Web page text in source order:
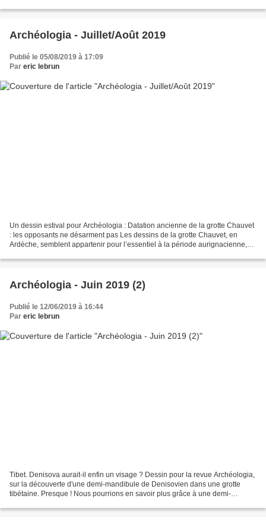
Archéologia - Juillet/Août 2019
Publié le 05/08/2019 à 17:09
Par eric lebrun
Un dessin estival pour Archéologia : Datation ancienne de la grotte Chauvet
: les opposants ne désarment pas Les dessins de la grotte Chauvet, en
Ardèche, semblent appartenir pour l’essentiel à la période aurignacienne,
Archéologia - Juin 2019 (2)
Publié le 12/06/2019 à 16:44
Par eric lebrun
Tibet. Denisova aurait-il enfin un visage ? Dessin pour la revue Archéologia,
sur la découverte d'une demi-mandibule de Denisovien dans une grotte
tibétaine. Presque ! Nous pourrions en savoir plus grâce à une demi-